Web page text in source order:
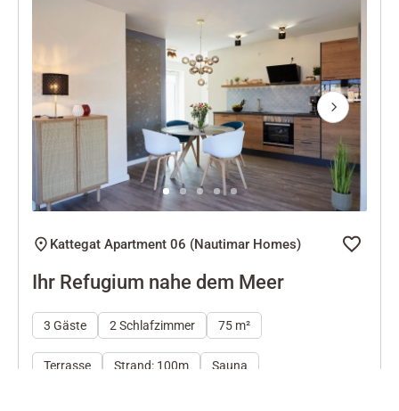
Next
Kattegat Apartment 06 (Nautimar Homes)
Ihr Refugium nahe dem Meer
3 Gäste 2 Schlafzimmer 75 m²
Terrasse Strand: 100m Sauna